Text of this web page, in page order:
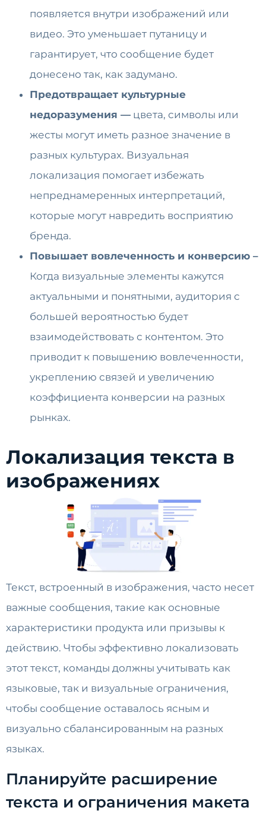
появляется внутри изображений или
видео. Это уменьшает путаницу и
гарантирует, что сообщение будет
донесено так, как задумано.
Предотвращает культурные
недоразумения — цвета, символы или
жесты могут иметь разное значение в
разных культурах. Визуальная
локализация помогает избежать
непреднамеренных интерпретаций,
которые могут навредить восприятию
бренда.
Повышает вовлеченность и конверсию –
Когда визуальные элементы кажутся
актуальными и понятными, аудитория с
большей вероятностью будет
взаимодействовать с контентом. Это
приводит к повышению вовлеченности,
укреплению связей и увеличению
коэффициента конверсии на разных
рынках.
Локализация текста в
изображениях
Текст, встроенный в изображения, часто несет
важные сообщения, такие как основные
характеристики продукта или призывы к
действию. Чтобы эффективно локализовать
этот текст, команды должны учитывать как
языковые, так и визуальные ограничения,
чтобы сообщение оставалось ясным и
визуально сбалансированным на разных
языках.
Планируйте расширение
текста и ограничения макета